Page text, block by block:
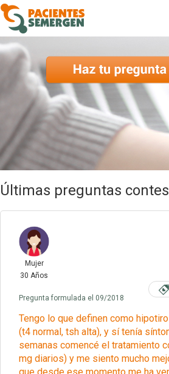
Últimas preguntas
Mujer
30 Años
Pregunta formulada el 09/2018
Tengo lo que definen como
(t4 normal, tsh alta), y sí tenía
semanas comencé el tratamiento
mg diarios) y me siento mucho